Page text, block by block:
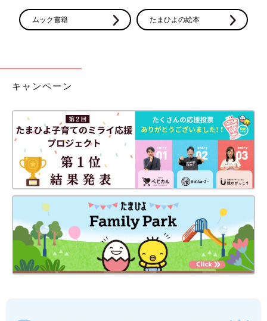
位により、意識障害、記憶障害、知能障害、失語症、運動まひな
どの後遺症が出ることがあります。
厚生労働省によると、就学前の子どもの約半数がロタウイルス感
人口統計から患者数を計算すると、日本の患者数は年間80万人ぐ
らいで、そのうち15～43人に１人（2万6500～7万8000人ほど）
が入院していると推計されています。
国内でのロタウイルス胃腸炎による死亡例は近年、年間数人とご
くまれですが、WHO（世界保健機関）によると、2013年には
21.5万人（19.7～23.3万人）がロタウイルス胃腸炎で死亡してい
ると報告されています。
ロタウイルスは非常に感染力が強く、就学前までに大半の子ども
がロタウイルスに感染したことがあると言われています。治療薬
はないので、かかってしまうと、重い下痢症で入院する可能性が
あります。ワクチンを接種できる期間が短いので、確実に予防接
種を受けられるように計画することが重要です。
ムック書籍 たまひよの絵本
キャンペーン